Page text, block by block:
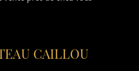
la
CAILLOU